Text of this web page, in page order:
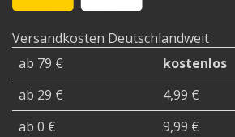
Versandkosten Deutschlandweit
ab 79 €
kostenlos
ab 29 €
4,99 €
ab 0 €
9,99 €